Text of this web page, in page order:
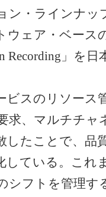
ン・ラインナッ
ウェア・ベース
Recording」を
スのリソース
求、マルチチャ
したことで、品
している。これ
シフトを管理す